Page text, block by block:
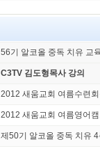
56기 알코올 중독 치유 교
C3TV 김도형목사 강의
2012 새움교회 여름수련
2012 새움교회 여름영어
제50기 알코올 중독 치유